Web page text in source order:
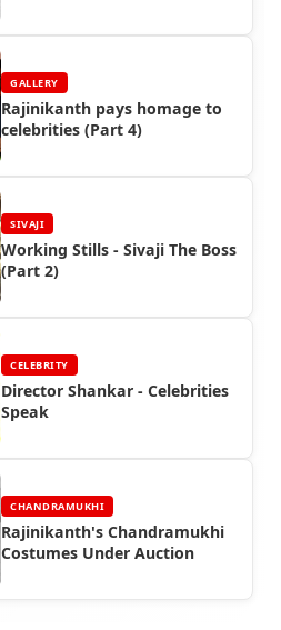
GALLERY
Rajinikanth pays homage to
celebrities (Part 4)
SIVAJI
Working Stills - Sivaji The Boss
(Part 2)
CELEBRITY
Director Shankar - Celebrities
Speak
CHANDRAMUKHI
Rajinikanth's Chandramukhi
Costumes Under Auction